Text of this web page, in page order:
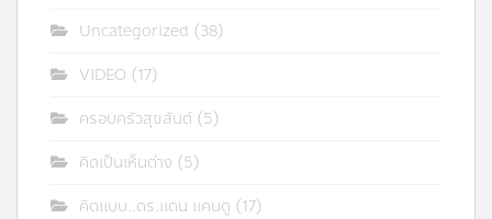
Uncategorized (38)
VIDEO (17)
ครอบครัวสุขสันต์ (5)
คิดเป็นเห็นต่าง (5)
คิดแบบ..ดร.แดน แคนดู (17)